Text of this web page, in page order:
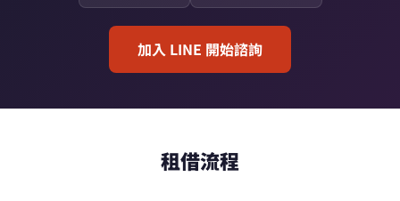
加入 LINE 開始諮詢
租借流程